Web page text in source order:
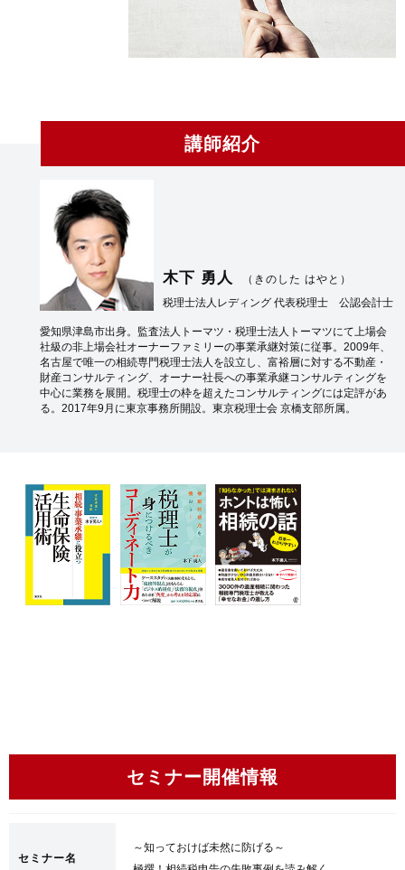
講師紹介
木下 勇人
（きのした はやと）
税理士法人レディング 代表税理士 公認会計士
愛知県津島市出身。監査法人トーマツ・税理士法人トーマツにて上場会
社級の非上場会社オーナーファミリーの事業承継対策に従事。2009年、
名古屋で唯一の相続専門税理士法人を設立し、富裕層に対する不動産・
財産コンサルティング、オーナー社長への事業承継コンサルティングを
中心に業務を展開。税理士の枠を超えたコンサルティングには定評があ
る。2017年9月に東京事務所開設。東京税理士会 京橋支部所属。
セミナー開催情報
セミナー名
～知っておけば未然に防げる～